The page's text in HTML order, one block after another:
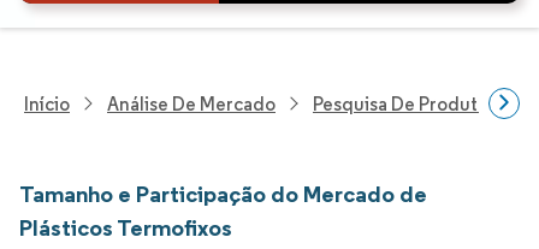
Início Análise De Mercado Pesquisa De Produtos
Tamanho e Participação do Mercado de
Plásticos Termofixos